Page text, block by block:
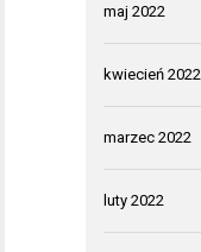
maj 2022
kwiecień 2022
marzec 2022
luty 2022